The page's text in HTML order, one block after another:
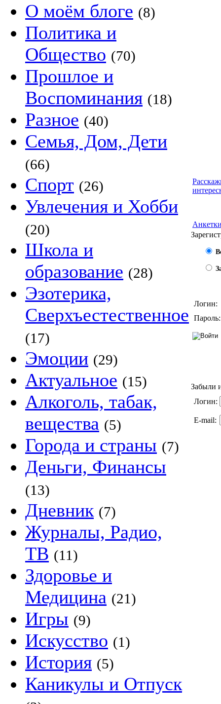
О моём блоге (8)
Политика и
Общество (70)
Прошлое и
Воспоминания (18)
Разное (40)
Семья, Дом, Дети
(66)
Спорт (26)
Увлечения и Хобби
(20)
Школа и
образование (28)
Эзотерика,
Сверхъестественное
(17)
Эмоции (29)
Актуальное (15)
Алкоголь, табак,
вещества (5)
Города и страны (7)
Деньги, Финансы
(13)
Дневник (7)
Журналы, Радио,
ТВ (11)
Здоровье и
Медицина (21)
Игры (9)
Искусство (1)
История (5)
Каникулы и Отпуск
Логин:
Пароль:
Забыли
Логин:
E-mail: